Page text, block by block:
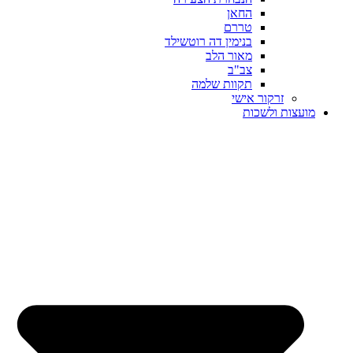
החאן
טררם
בנימין דה רוטשילד
מאור הלב
צב"ב
תקוות שלמה
זרקור אישי
מועצות ולשכות